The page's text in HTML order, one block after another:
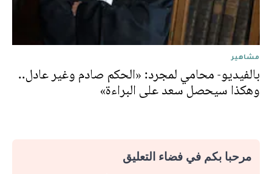
مشاهير
بالفيديو- محامي لمجرد: «الحكم صادم وغير عادل..
وهكذا سيحصل سعد على البراءة»
مرحبا بكم في فضاء التعليق